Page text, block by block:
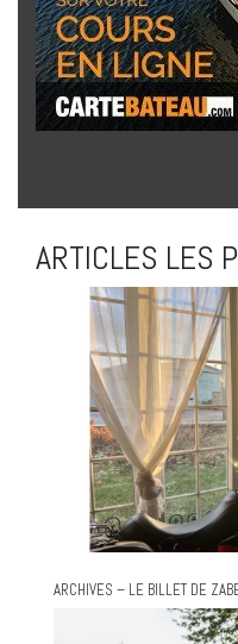
ARTICLES LES
ARCHIVES – LE BILLET DE